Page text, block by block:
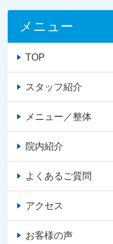
メニュー
TOP
スタッフ紹介
メニュー／整体
院内紹介
よくあるご質問
アクセス
お客様の声